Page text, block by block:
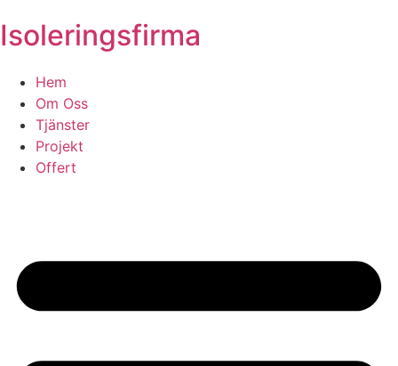
Isoleringsfirma
Hem
Om Oss
Tjänster
Projekt
Offert